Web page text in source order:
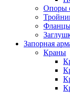
Опоры
Запорная
Краны